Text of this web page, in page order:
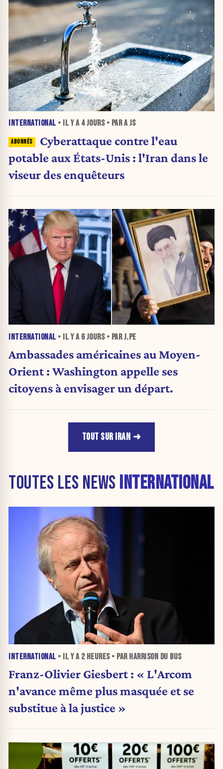
INTERNATIONAL • IL Y A 4 JOURS• PAR A JS
Cyberattaque contre l'eau
potable aux États-Unis : l'Iran dans le
viseur des enquêteurs
INTERNATIONAL • IL Y A 6 JOURS• PAR J.PE
Ambassades américaines au Moyen-
Orient : Washington appelle ses
citoyens à envisager un départ.
TOUT SUR IRAN
TOUTES LES NEWS INTERNATIONAL
INTERNATIONAL • IL Y A 2 HEURES• PAR HARRISON DU BUS
Franz-Olivier Giesbert : « L'Arcom
n'avance même plus masquée et se
substitue à la justice »